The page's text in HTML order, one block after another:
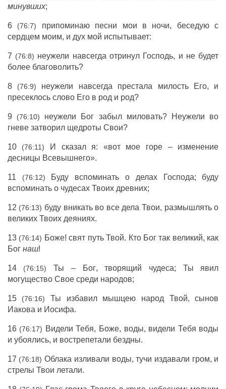
минувших;
6 (76:7) припоминаю песни мои в ночи, беседуюс
сердцем моим, и духмой испытывает:
7 (76:8) неужели навсегда отринул Господь, и не будет
более благоволить?
8 (76:9) неужели навсегда престала милостьЕго, и
пресеклось словоЕго в род и род?
9 (76:10) неужели Бог забыл миловать? Неужели во
гневе затворил щедроты Свои?
10 (76:11) И сказаля: «вот мое горе – изменение
десницы Всевышнего».
11 (76:12) Буду вспоминать о делах Господа; буду
вспоминатьо чудесахТвоих древних;
12 (76:13) буду вникатьво все дела Твои, размышлятьо
великих Твоих деяниях.
13 (76:14) Боже!свят путьТвой. Кто Богтак великий, как
Бог наш!
14 (76:15) Ты – Бог,творящий чудеса; Ты явил
могуществоСвое среди народов;
15 (76:16) Ты избавил мышцею народ Твой,сынов
Иакова и Иосифа.
16 (76:17) Видели Тебя, Боже, воды, видели Тебя воды
и убоялись, и вострепетали бездны.
17 (76:18) Облака изливали воды,тучи издавали гром, и
стрелы Твои летали.